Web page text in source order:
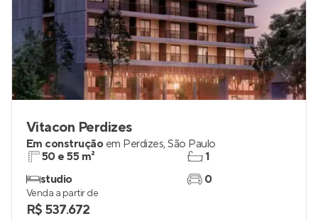
Vitacon Perdizes
Em construção em Perdizes,São Paulo
50 e 55 m²
studio
1
0
Venda a partir de
R$ 537.672